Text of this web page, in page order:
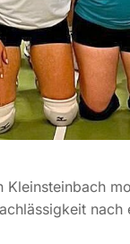
Kleinsteinbach